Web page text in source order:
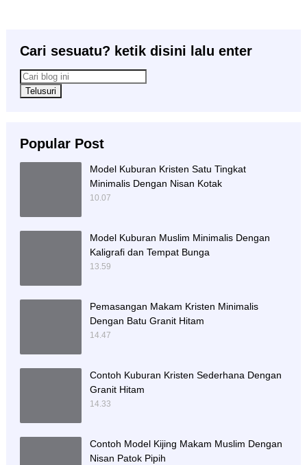
Cari sesuatu? ketik disini lalu enter
Popular Post
Model Kuburan Kristen Satu Tingkat
Minimalis Dengan Nisan Kotak
10.07
Model Kuburan Muslim Minimalis Dengan
Kaligrafi dan Tempat Bunga
13.59
Pemasangan Makam Kristen Minimalis
Dengan Batu Granit Hitam
14.47
Contoh Kuburan Kristen Sederhana Dengan
Granit Hitam
14.33
Contoh Model Kijing Makam Muslim Dengan
Nisan Patok Pipih